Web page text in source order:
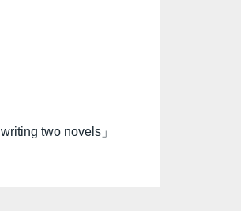
two novels」